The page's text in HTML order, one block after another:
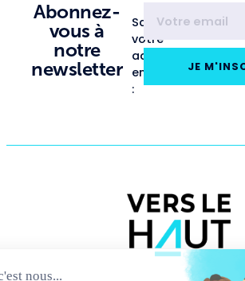
Abonnez-
vous à
notre
newsletter
Saisissez
votre
adresse
email
:
JE